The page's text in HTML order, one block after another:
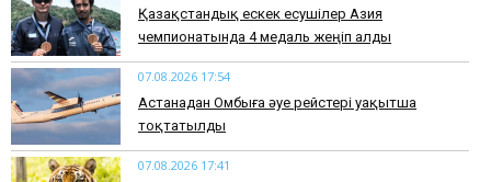
Қазақстандық ескек есушілер Азия
чемпионатында 4 медаль жеңіп алды
07.08.2026 17:54
Астанадан Омбыға әуе рейстері уақытша
тоқтатылды
07.08.2026 17:41